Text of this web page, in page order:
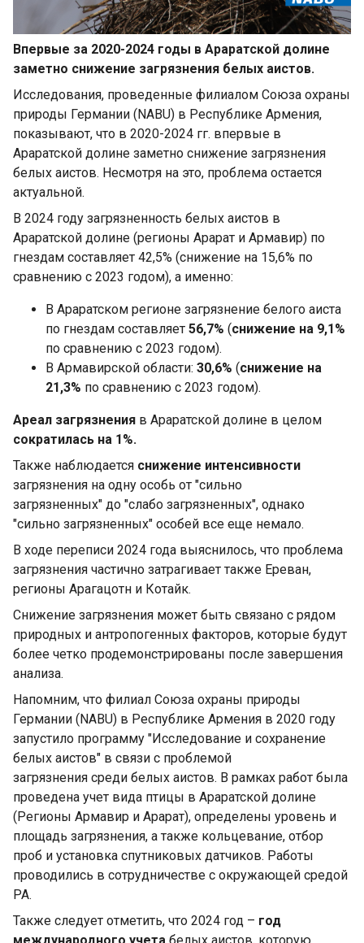
Впервые за 2020-2024 годы в Араратской долине
заметно снижение загрязнения белых аистов.
Исследования, проведенные филиалом Союза охраны
природы Германии (NABU) в Республике Армения,
показывают, что в 2020-2024 гг. впервые в
Араратской долине заметно снижение загрязнения
белых аистов. Несмотря на это, проблема остается
актуальной.
В 2024 году загрязненность белых аистов в
Араратской долине (регионы Арарат и Армавир) по
гнездам составляет 42,5% (снижение на 15,6% по
сравнению с 2023 годом), а именно:
В Араратском регионе загрязнение белого аиста
по гнездам составляет 56,7% (снижение на 9,1%
по сравнению с 2023 годом).
В Армавирской области: 30,6% (снижение на
21,3% по сравнению с 2023 годом).
​Ареал загрязнения в Араратской долине в целом
сократилась на 1%.
Также наблюдается снижение интенсивности
загрязнения на одну особь от "сильно
загрязненных" до "слабо загрязненных", однако
"сильно загрязненных" особей все еще немало.
В ходе переписи 2024 года выяснилось, что проблема
загрязнения частично затрагивает также Ереван,
регионы Арагацотн и Котайк.
Снижение загрязнения может быть связано с рядом
природных и антропогенных факторов, которые будут
более четко продемонстрированы после завершения
анализа.
Напомним, что филиал Союза охраны природы
Германии (NABU) в Республике Армения в 2020 году
запустило программу "Исследование и сохранение
белых аистов" в связи с проблемой
загрязнения среди белых аистов. В рамках работ была
проведена учет вида птицы в Араратской долине
(Регионы Армавир и Арарат), определены уровень и
площадь загрязнения, а также кольцевание, отбор
проб и установка спутниковых датчиков. Работы
проводились в сотрудничестве с окружающей средой
РА.
Также следует отметить, что 2024 год – год